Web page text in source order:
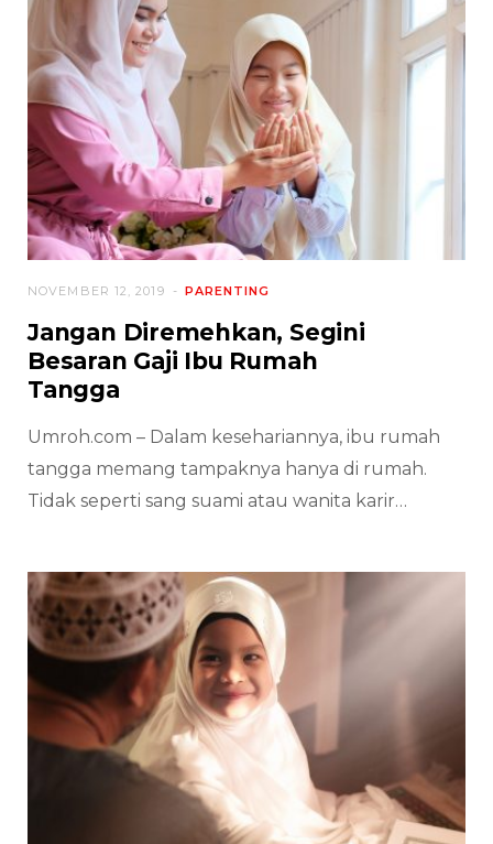
PARENTING
NOVEMBER 12, 2019
Jangan Diremehkan, Segini
Besaran Gaji Ibu Rumah
Tangga
Umroh.com – Dalam kesehariannya, ibu rumah
tangga memang tampaknya hanya di rumah.
Tidak seperti sang suami atau wanita karir…